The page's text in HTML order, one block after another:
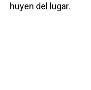
huyen del lugar.